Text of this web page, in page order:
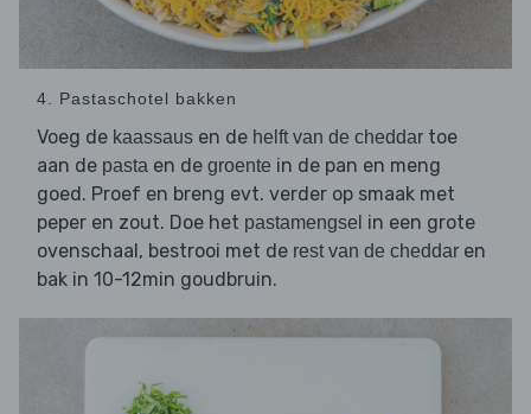
4. Pastaschotel bakken
Voeg de kaassaus en de helft van de cheddar toe
aan de pasta en de groente in de pan en meng
goed. Proef en breng evt. verder op smaak met
peper en zout. Doe het pastamengsel in een grote
ovenschaal, bestrooi met de rest van de cheddar en
bak in 10-12min goudbruin.